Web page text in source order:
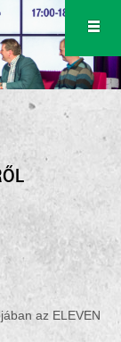
az ELEVEN